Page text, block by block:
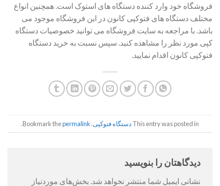
فروشگاه خود وارد کننده دستگاه های استوک است. همچنین انواع
مختلف دستگاه های فتوکپی کانون در این فروشگاه موجود می
باشد. با مراجعه به سایت فروشگاه می توانید خصوصیات دستگاه
کپی مورد نظر را مشاهده کنید. سپس نسبت به خرید دستگاه
فتوکپی کانون اقدام نمایید.
This entry was posted in دستگاه فتوکپی. Bookmark the
permalink
.
دیدگاهتان را بنویسید
نشانی ایمیل شما منتشر نخواهد شد. بخش‌های موردنیاز